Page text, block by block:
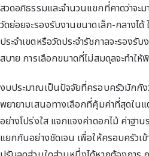
สวดอภิธรรมและจำนวนแขกที่คาดว่าจะ
วัดย่อยจะรองรับงานขนาดเล็ก-กลางไ
ประจำเขตหรือวัดประจำรัชกาลจะรอง
สบาย การเลือกขนาดที่ไม่สมดุลจะทำให้
งบประมาณเป็นปัจจัยที่ครอบครัวมักกัง
พยายามเสนอทางเลือกที่คุ้มค่าที่สุดในแ
อย่างโปร่งใส แจกแจงค่าดอกไม้ ค่าฐา
แยกกันอย่างชัดเจน เพื่อให้ครอบครัวเข้า